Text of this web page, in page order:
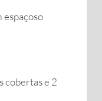
espaçoso
cobertas e 2